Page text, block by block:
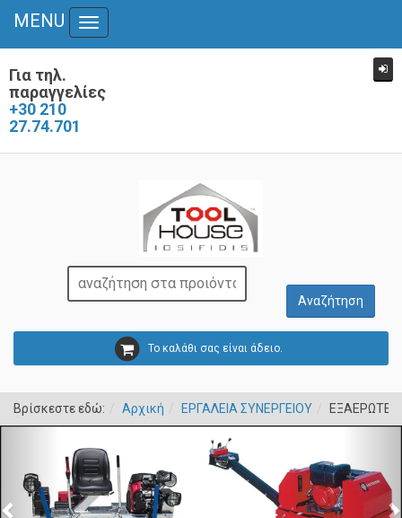
Για τηλ.
παραγγελίες
+30 210
27.74.701
Το καλάθι σας είναι άδειο.
MENU
Toggle
Βρίσκεστε εδώ: Αρχική ΕΡΓΑΛΕΙΑ ΣΥΝΕΡΓΕΙΟΥ